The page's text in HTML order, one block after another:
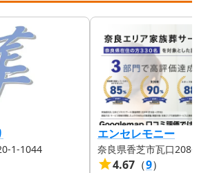
1-1044
エンセレモニー
奈良県香芝市瓦口208-
4.67 （9）